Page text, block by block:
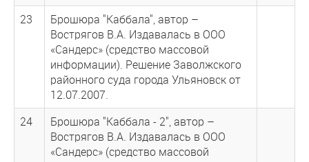
23
Брошюра "Каббала", автор –
Вострягов В.А. Издавалась в ООО
«Сандерс» (средство массовой
информации). Решение Заволжского
районного суда города Ульяновск от
12.07.2007.
24
Брошюра "Каббала - 2", автор –
Вострягов В.А. Издавалась в ООО
«Сандерс» (средство массовой